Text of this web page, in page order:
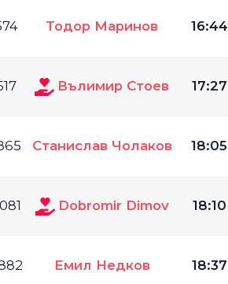
Тодор Маринов 16:44
Вълимир Стоев 17:27
Станислав Чолаков 18:05
Dobromir Dimov 18:10
Емил Недков 18:37